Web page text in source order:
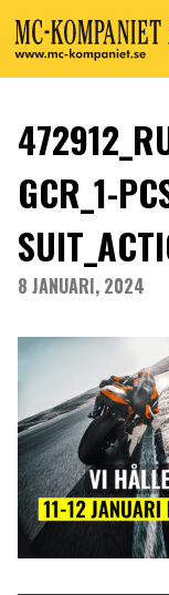
GCR_1-
8 JANUARI, 2024